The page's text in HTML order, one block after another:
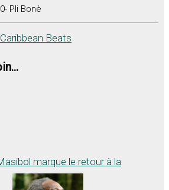
Pli Bonè
Beats
marque le retour à la